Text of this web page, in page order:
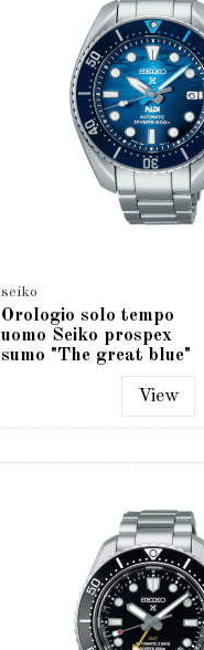
seiko
Orologio solo tempo
uomo Seiko prospex
sumo "The great blue"
View